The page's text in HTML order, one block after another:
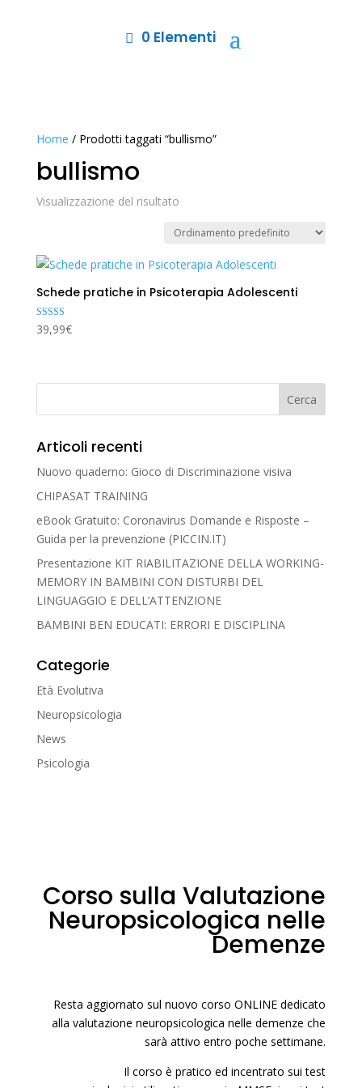
0 Elementi
Home / Prodotti taggati “bullismo”
bullismo
Visualizzazione del risultato
Schede pratiche in Psicoterapia Adolescenti
Valutato
5.00
39,99€
Articoli recenti
Nuovo quaderno: Gioco di Discriminazione visiva
CHIPASAT TRAINING
eBook Gratuito: Coronavirus Domande e Risposte –
Guida per la prevenzione (PICCIN.IT)
Presentazione KIT RIABILITAZIONE DELLA WORKING-
MEMORY IN BAMBINI CON DISTURBI DEL
LINGUAGGIO E DELL’ATTENZIONE
BAMBINI BEN EDUCATI: ERRORI E DISCIPLINA
Categorie
Età Evolutiva
Neuropsicologia
News
Psicologia
Corso sulla Valutazione
Neuropsicologica nelle
Demenze
Resta aggiornato sul nuovo corso ONLINE dedicato
alla valutazione neuropsicologica nelle demenze che
sarà attivo entro poche settimane.
Il corso è pratico ed incentrato sui test